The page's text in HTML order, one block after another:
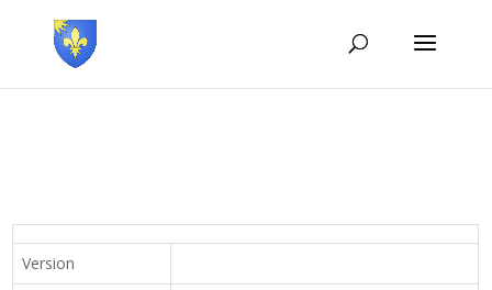
Version